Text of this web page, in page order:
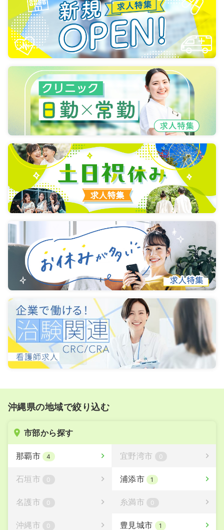
沖縄県の地域で絞り込む
市部から探す
那覇市 4 宜野湾市 0
石垣市 0 浦添市 1
名護市 0 糸満市 0
沖縄市 0 豊見城市 1